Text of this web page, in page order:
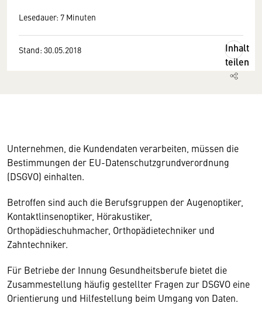
Lesedauer: 7 Minuten
Stand: 30.05.2018
Inhalt
teilen
Unternehmen, die Kundendaten verarbeiten, müssen die
Bestimmungen der EU-Datenschutzgrundverordnung
(DSGVO) einhalten.
Betroffen sind auch die Berufsgruppen der Augenoptiker,
Kontaktlinsenoptiker, Hörakustiker,
Orthopädieschuhmacher, Orthopädietechniker und
Zahntechniker.
Für Betriebe der Innung Gesundheitsberufe bietet die
Zusammestellung häufig gestellter Fragen zur DSGVO eine
Orientierung und Hilfestellung beim Umgang von Daten.